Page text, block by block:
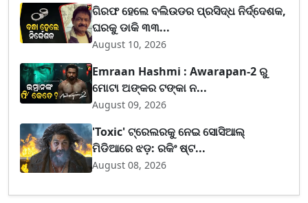
ଗିରଫ ହେଲେ ବଲିଉଡର ପ୍ରସିଦ୍ଧ ନିର୍ଦ୍ଦେଶକ,
ଘରକୁ ଡାକି ୩୩...
August 10, 2026
Emraan Hashmi : Awarapan-2 ରୁ
ମୋଟା ଅଙ୍କର ଟଙ୍କା ନ...
August 09, 2026
'Toxic' ଟ୍ରେଲରକୁ ନେଇ ସୋସିଆଲ୍
ମିଡିଆରେ ଝଡ଼: ରକିଂ ଷ୍ଟ...
August 08, 2026